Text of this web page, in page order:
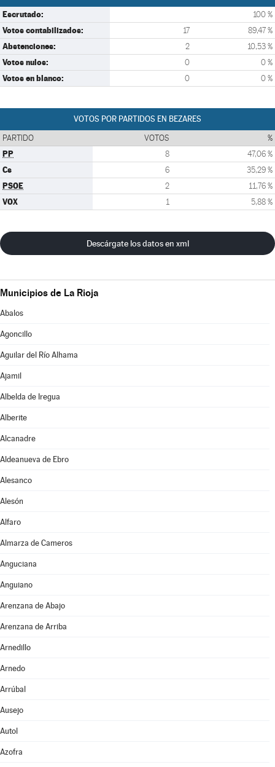
Escrutado: 100 %
Votos contabilizados: 17 89,47 %
Abstenciones: 2 10,53 %
Votos nulos: 0 0 %
Votos en blanco: 0 0 %
VOTOS POR PARTIDOS EN BEZARES
PARTIDO VOTOS %
PP 8 47,06 %
Cs 6 35,29 %
PSOE 2 11,76 %
VOX 1 5,88 %
Descárgate los datos en xml
Municipios de La Rioja
Abalos
Agoncillo
Aguilar del Río Alhama
Ajamil
Albelda de Iregua
Alberite
Alcanadre
Aldeanueva de Ebro
Alesanco
Alesón
Alfaro
Almarza de Cameros
Anguciana
Anguiano
Arenzana de Abajo
Arenzana de Arriba
Arnedillo
Arnedo
Arrúbal
Ausejo
Autol
Azofra